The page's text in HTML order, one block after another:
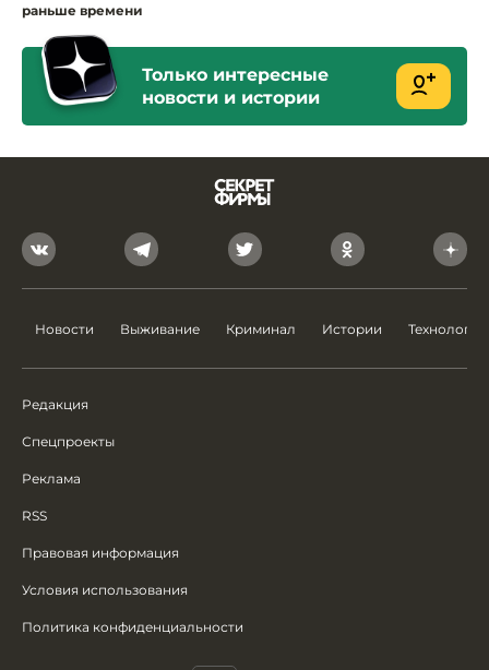
раньше времени
Только интересные
новости и истории
Новости Выживание Криминал Истории Технологии
Редакция
Спецпроекты
Реклама
RSS
Правовая информация
Условия использования
Политика конфиденциальности